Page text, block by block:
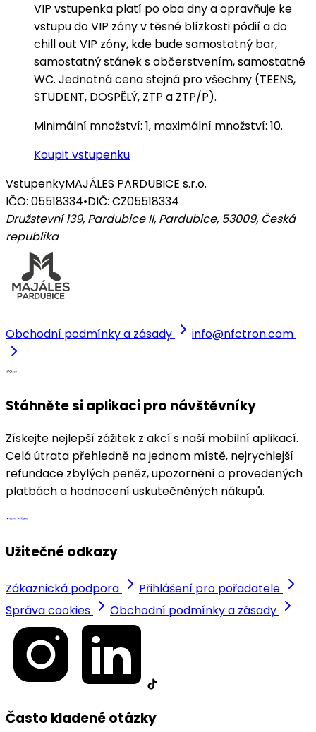
VIP vstupenka platí po oba dny a opravňuje ke
vstupu do VIP zóny v těsné blízkosti pódií a do
chill out VIP zóny, kde bude samostatný bar,
samostatný stánek s občerstvením, samostatné
WC. Jednotná cena stejná pro všechny (TEENS,
STUDENT, DOSPĚLÝ, ZTP a ZTP/P).
Minimální množství: 1, maximální množství: 10.
Koupit vstupenku
VstupenkyMAJÁLES PARDUBICE s.r.o.
IČO: 05518334•DIČ: CZ05518334
Družstevní 139, Pardubice II, Pardubice, 53009, Česká
republika
Obchodní podmínky a zásady info@nfctron.com
Stáhněte si aplikaci pro návštěvníky
Získejte nejlepší zážitek z akcí s naší mobilní aplikací.
Celá útrata přehledně na jednom místě, nejrychlejší
refundace zbylých peněz, upozornění o provedených
platbách a hodnocení uskutečněných nákupů.
Užitečné odkazy
Zákaznická podpora
Přihlášení pro pořadatele
Správa cookies
Obchodní podmínky a zásady
Často kladené otázky